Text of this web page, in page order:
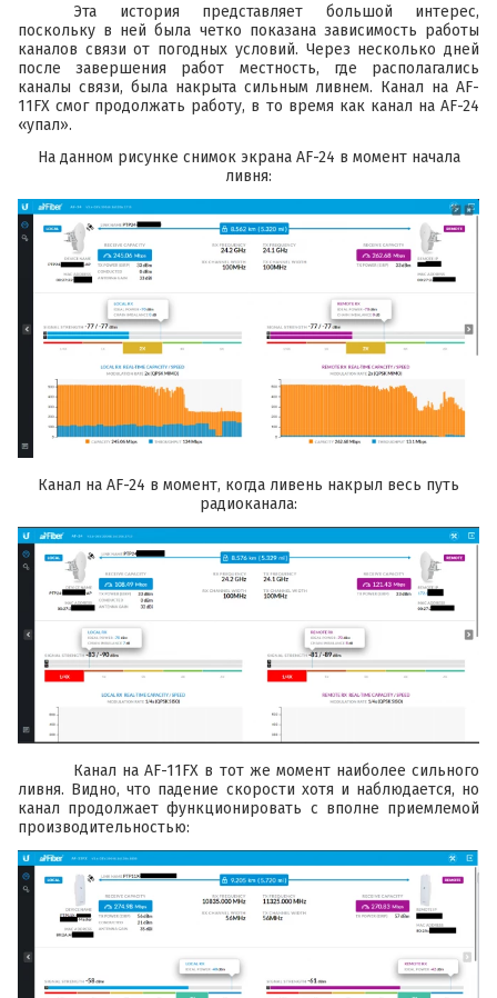
Эта история представляет большой интерес,
поскольку в ней была четко показана зависимость работы
каналов связи от погодных условий. Через несколько дней
после завершения работ местность, где располагались
каналы связи, была накрыта сильным ливнем. Канал на AF-
11FX смог продолжать работу, в то время как канал на AF-24
«упал».
На данном рисунке снимок экрана AF-24 в момент начала
ливня:
Канал на AF-24 в момент, когда ливень накрыл весь путь
радиоканала:
Канал наAF-11FX в тот же момент наиболее сильного
ливня. Видно, что падение скорости хотя и наблюдается, но
канал продолжает функционировать с вполне приемлемой
производительностью: